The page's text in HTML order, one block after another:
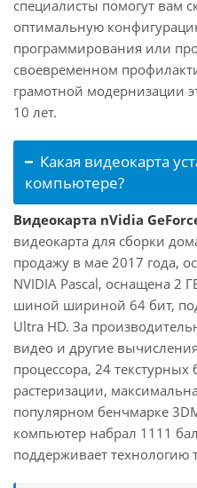
специалисты помогут вам
оптимальную
программирования или
своевременном
грамотной модернизации
10 лет.
Какая видеокарта
компьютере?
Видеокарта nVidia
видеокарта для сборки
продажу в мае 2017 года,
NVIDIA Pascal, оснащена 2
шиной шириной 64 бит,
Ultra HD. За
видео и другие
процессора, 24 текстурных
растеризации,
популярном бенчмарке
компьютер набрал 1111
поддерживает технологию